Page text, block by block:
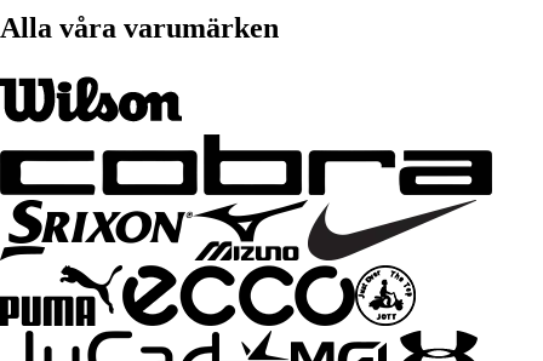
Alla våra varumärken